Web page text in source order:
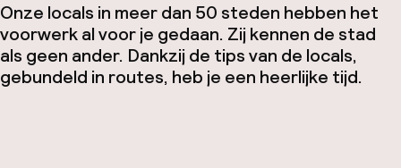
Onze locals in meer dan 50 steden hebben het
voorwerk al voor je gedaan. Zij kennen de stad
als geen ander. Dankzij de tips van de locals,
gebundeld in routes, heb je een heerlijke tijd.